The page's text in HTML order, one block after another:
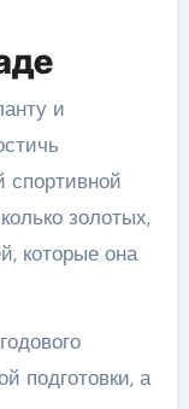
и
спортивной
золотых,
которые она
подготовки, а